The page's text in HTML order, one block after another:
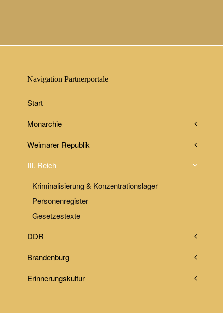
Navigation Partnerportale
Start
Monarchie
Weimarer Republik
III. Reich
Kriminalisierung & Konzentrationslager
Personenregister
Gesetzestexte
DDR
Brandenburg
Erinnerungskultur